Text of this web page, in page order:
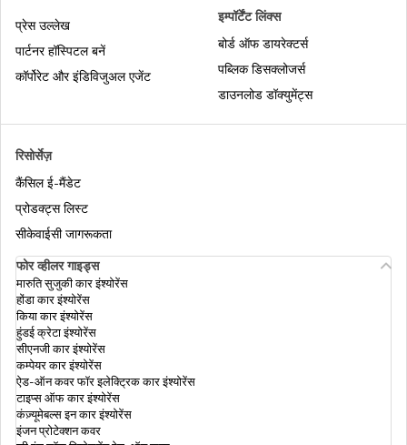
1 अक्टूबर 2020 से नए मोटर वाहन नियम
बैंगलोर में ड्रिंक एंड ड्राइव जुर्माना
गोवा में ड्राइविंग लाइसेंस रिन्यू करने का तरीका
भारत में वाहन स्क्रैपेज पॉलिसी
रिसोर्सेज़
कैंसिल ई-मैंडेट
प्रोडक्ट्स लिस्ट
सीकेवाईसी जागरूकता
प्रेस उल्लेख
पार्टनर हॉस्पिटल बनें
कॉर्पोरेट और इंडिविजुअल एजेंट
इम्पॉर्टेंट लिंक्स
बोर्ड ऑफ डायरेक्टर्स
पब्लिक डिसक्लोजर्स
डाउनलोड डॉक्युमेंट्स
फोर व्हीलर गाइड्स
मारुति सुजुकी कार इंश्योरेंस
होंडा कार इंश्योरेंस
किया कार इंश्योरेंस
हुंडई क्रेटा इंश्योरेंस
सीएनजी कार इंश्योरेंस
कम्पेयर कार इंश्योरेंस
ऐड-ऑन कवर फॉर इलेक्ट्रिक कार इंश्योरेंस
टाइप्स ऑफ कार इंश्योरेंस
कंज़्यूमेबल्स इन कार इंश्योरेंस
इंजन प्रोटेक्शन कवर